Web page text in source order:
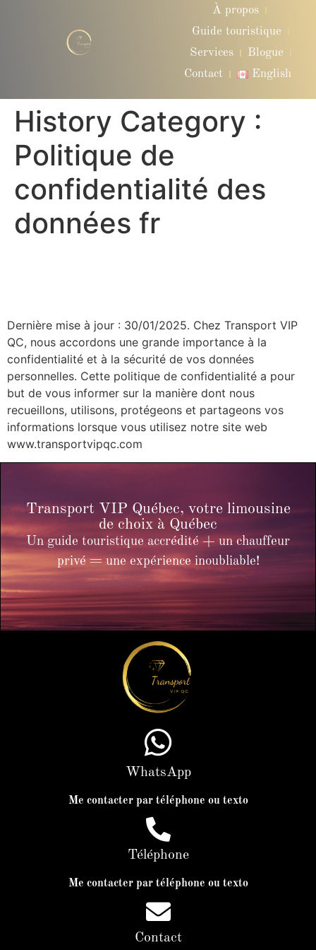
À propos
Guide touristique
Services
Blogue
Contact
English
History Category :
Politique de
confidentialité des
données fr
Dernière mise à jour : 30/01/2025. Chez Transport VIP
QC, nous accordons une grande importance à la
confidentialité et à la sécurité de vos données
personnelles. Cette politique de confidentialité a pour
but de vous informer sur la manière dont nous
recueillons, utilisons, protégeons et partageons vos
informations lorsque vous utilisez notre site web
www.transportvipqc.com
Transport VIP Québec, votre limousine
de choix à Québec
Un guide touristique accrédité + un chauffeur
privé = une expérience inoubliable!
WhatsApp
Me contacter par téléphone ou texto
Téléphone
Me contacter par téléphone ou texto
Contact